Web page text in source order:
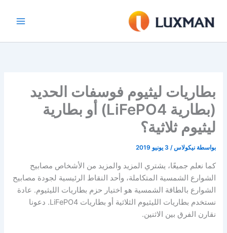
المحتوى
بطاريات ليثيوم فوسفات الحديد
(بطارية LiFePO4) أو بطارية
ليثيوم ثلاثية؟
بواسطة نيكولاس/ 3 يونيو 2019
كما نعلم جميعًا، يشتري المزيد والمزيد من الأشخاص مصابيح
الشوارع الشمسية المتكاملة، وأحد النقاط الرئيسية لجودة مصابيح
الشوارع بالطاقة الشمسية هو اختيار حزم بطاريات الليثيوم. عادة
نستخدم بطاريات الليثيوم الثلاثية أو بطاريات LiFePO4. دعونا
نقارن الفرق بين الاثنين.